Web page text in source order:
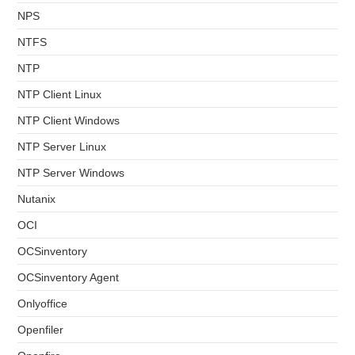
NPS
NTFS
NTP
NTP Client Linux
NTP Client Windows
NTP Server Linux
NTP Server Windows
Nutanix
OCI
OCSinventory
OCSinventory Agent
Onlyoffice
Openfiler